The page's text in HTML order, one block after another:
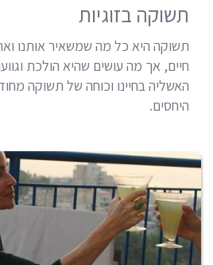
תשוקה בזוגיות
תשוקה היא כל מה שמשאיר אותנו
חיים, אך מה עושים שהיא הולכת
האשליה בחיינו וכוחה של תשוקה
היחסים.